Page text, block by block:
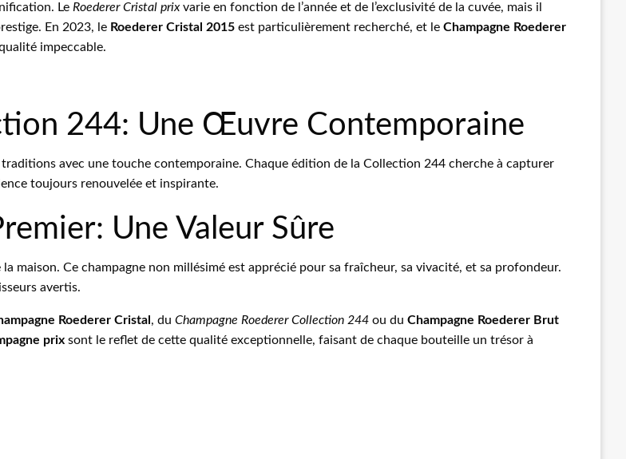
Le Roederer Cristal prixvarie en fonction de l’année et de l’exclusivité de la cuvée, mais il
En 2023, le Roederer Cristal 2015 est particulièrement recherché, et le Champagne Roederer
impeccable.
244: Une Œuvre Contemporaine
avec une touche contemporaine. Chaque édition de la Collection 244 cherche à capturer
toujours renouvelée et inspirante.
Une Valeur Sûre
maison. Ce champagne non millésimé est apprécié pour sa fraîcheur, sa vivacité, et sa profondeur.
avertis.
Roederer Cristal , du Champagne Roederer Collection 244 ou du Champagne Roederer Brut
prix sont le reflet de cette qualité exceptionnelle, faisant de chaque bouteille un trésor à